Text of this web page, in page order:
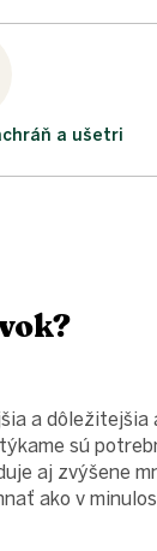
a ušetri
a dôležitejšia
sú
aj zvýšene
ako v